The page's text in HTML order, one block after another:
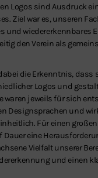
Logos sind Ausdruck
Ziel war es, unseren
und wiedererkennbares
den Verein als
die Erkenntnis, dass
Logos und
waren jeweils für sich
Designsprachen und
Für einen
eine
Vielfalt unserer
und einen